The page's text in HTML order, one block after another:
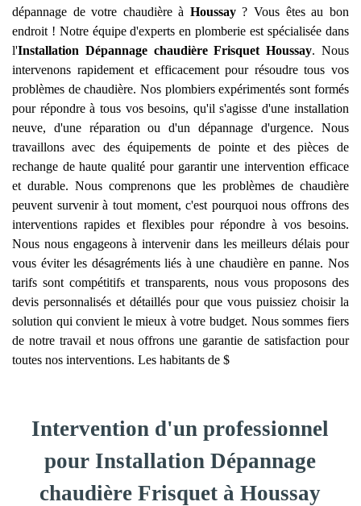
dépannage de votre chaudière à Houssay? Vous êtes au bon
endroit ! Notre équipe d'experts en plomberie est spécialisée dans
l'Installation Dépannage chaudière Frisquet Houssay. Nous
intervenons rapidement et efficacement pour résoudre tous vos
problèmes de chaudière. Nos plombiers expérimentés sont formés
pour répondre à tous vos besoins, qu'il s'agisse d'une installation
neuve, d'une réparation ou d'un dépannage d'urgence. Nous
travaillons avec des équipements de pointe et des pièces de
rechange de haute qualité pour garantir une intervention efficace
et durable. Nous comprenons que les problèmes de chaudière
peuvent survenir à tout moment, c'est pourquoi nous offrons des
interventions rapides et flexibles pour répondre à vos besoins.
Nous nous engageons à intervenir dans les meilleurs délais pour
vous éviter les désagréments liés à une chaudière en panne. Nos
tarifs sont compétitifs et transparents, nous vous proposons des
devis personnalisés et détaillés pour que vous puissiez choisir la
solution qui convient le mieux à votre budget. Nous sommes fiers
de notre travail et nous offrons une garantie de satisfaction pour
toutes nos interventions. Les habitants de $
Intervention d'un professionnel
pour Installation Dépannage
chaudière Frisquet à Houssay